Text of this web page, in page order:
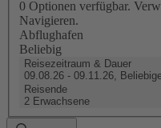
0 Optionen verfügbar.
Navigieren.
Abflughafen
Beliebig
Reisezeitraum & Dauer
09.08.26 - 09.11.26,
Reisende
2 Erwachsene